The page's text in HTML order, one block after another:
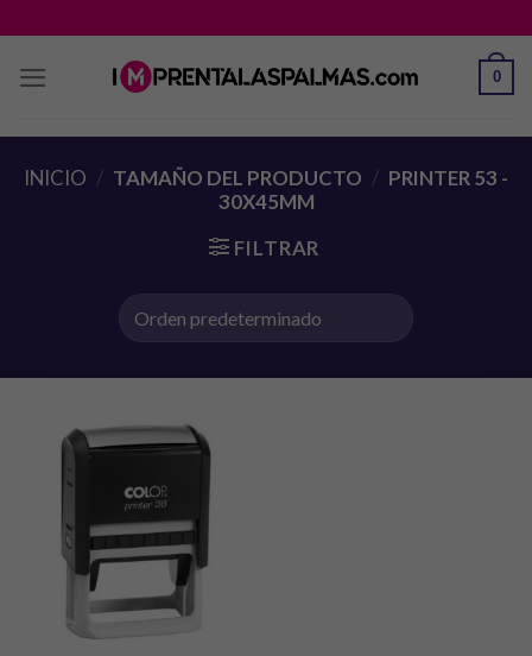
contenido
0
INICIO / TAMAÑO DEL PRODUCTO / PRINTER 53 -
30X45MM
FILTRAR